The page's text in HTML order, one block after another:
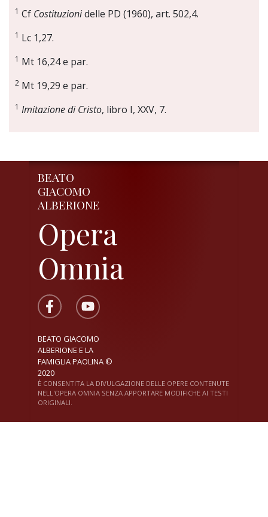
1 Cf Costituzionidelle PD (1960), art. 502,4.
1 Lc 1,27.
1 Mt 16,24 e par.
2 Mt 19,29 e par.
1 Imitazione di Cristo, libro I, XXV, 7.
BEATO
GIACOMO
ALBERIONE
Opera
Omnia
BEATO GIACOMO
ALBERIONE E LA
FAMIGLIA PAOLINA ©
2020
È CONSENTITA LA DIVULGAZIONE DELLE OPERE CONTENUTE
NELL'OPERA OMNIA SENZA APPORTARE MODIFICHE AI TESTI
ORIGINALI.